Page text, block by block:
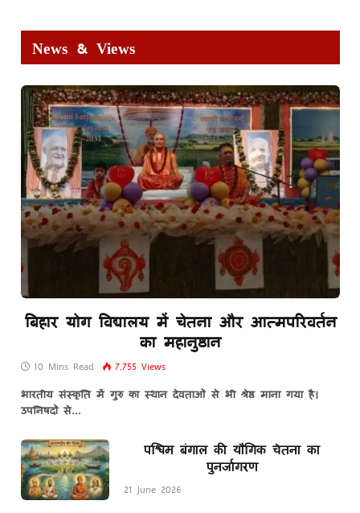
News & Views
बिहार योग विद्यालय में चेतना और आत्मपरिवर्तन
का महानुष्ठान
10 Mins Read 7,755 Views
भारतीय संस्कृति में गुरु का स्थान देवताओं से भी श्रेष्ठ माना गया है।
उपनिषदों से…
पश्चिम बंगाल की यौगिक चेतना का
पुनर्जागरण
21 June 2026